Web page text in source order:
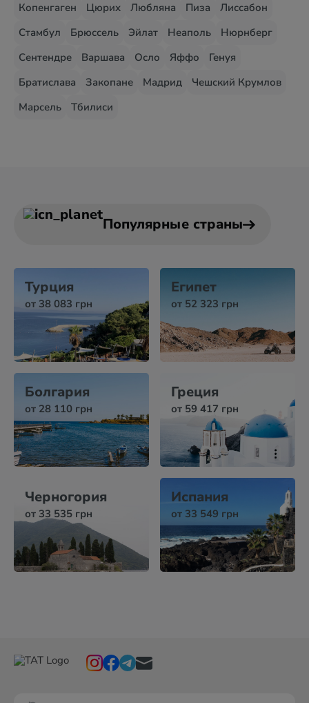
Копенгаген
Цюрих Любляна Пиза
Лиссабон
Стамбул
Брюссель Эйлат Неаполь
Нюрнберг
Сентендре
Варшава Осло Яффо
Генуя
Братислава
Закопане Мадрид
Чешский Крумлов
Марсель
Тбилиси
Популярные страны
Турция
от 38 083 грн
Египет
от 52 323 грн
Болгария
от 28 110 грн
Греция
от 59 417 грн
Черногория
от 33 535 грн
Испания
от 33 549 грн